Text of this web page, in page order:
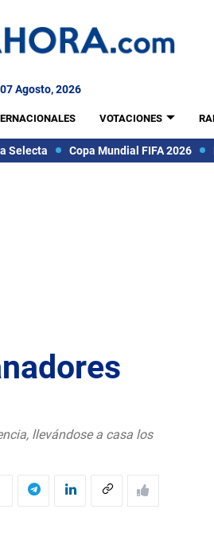
Agosto, 2026
VOTACIONES
Selecta Copa Mundial FIFA 2026
llevándose a casa los